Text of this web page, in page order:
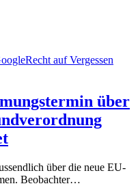
Recht auf Vergessen
über
über die neue EU-
Beobachter…